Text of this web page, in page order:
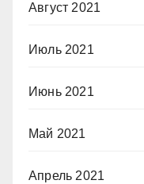
Август 2021
Июль 2021
Июнь 2021
Май 2021
Апрель 2021